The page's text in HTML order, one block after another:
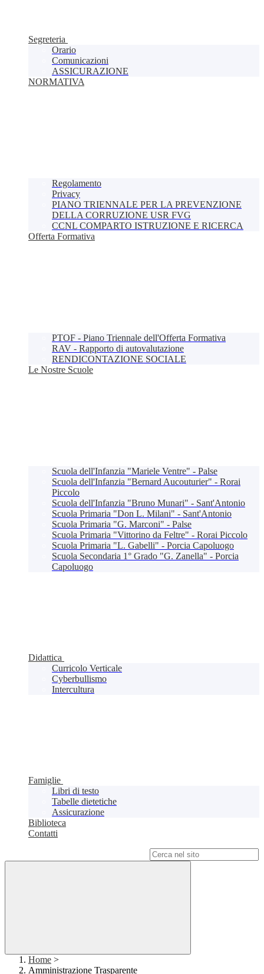
Segreteria
Orario
Comunicazioni
ASSICURAZIONE
NORMATIVA
Regolamento
Privacy
PIANO TRIENNALE PER LA PREVENZIONE
DELLA CORRUZIONE USR FVG
CCNL COMPARTO ISTRUZIONE E RICERCA
Offerta Formativa
PTOF - Piano Triennale dell'Offerta Formativa
RAV - Rapporto di autovalutazione
RENDICONTAZIONE SOCIALE
Le Nostre Scuole
Scuola dell'Infanzia "Mariele Ventre" - Palse
Scuola dell'Infanzia "Bernard Aucouturier" - Rorai
Piccolo
Scuola dell'Infanzia "Bruno Munari" - Sant'Antonio
Scuola Primaria "Don L. Milani" - Sant'Antonio
Scuola Primaria "G. Marconi" - Palse
Scuola Primaria "Vittorino da Feltre" - Rorai Piccolo
Scuola Primaria "L. Gabelli" - Porcia Capoluogo
Scuola Secondaria 1° Grado "G. Zanella" - Porcia
Capoluogo
Didattica
Curricolo Verticale
Cyberbullismo
Intercultura
Famiglie
Libri di testo
Tabelle dietetiche
Assicurazione
Biblioteca
Contatti
Home >
Amministrazione Trasparente